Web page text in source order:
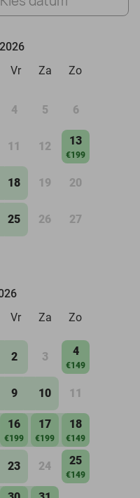
Vr Za Zo
4 5 6
11 12 13
€199
18 19 20
25 26 27
Vr Za Zo
2 3 4
€149
9 10 11
16
€199
17
€199
18
€149
23 24 25
€149